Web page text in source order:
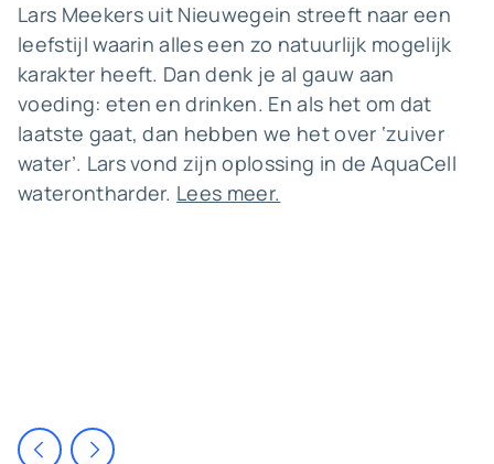
Lars Meekers uit Nieuwegein streeft naar een
leefstijl waarin alles een zo natuurlijk mogelijk
karakter heeft. Dan denk je al gauw aan
voeding: eten en drinken. En als het om dat
laatste gaat, dan hebben we het over ‘zuiver
water’. Lars vond zijn oplossing in de AquaCell
waterontharder. Lees meer.